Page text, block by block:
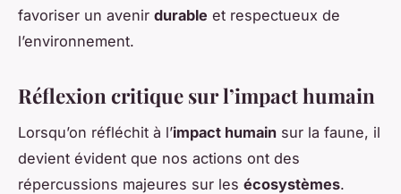
favoriser un avenir durable et respectueux de
l’environnement.
Réflexion critique sur l’impact humain
Lorsqu’on réfléchit à l’impact humain sur la faune, il
devient évident que nos actions ont des
répercussions majeures sur les écosystèmes.